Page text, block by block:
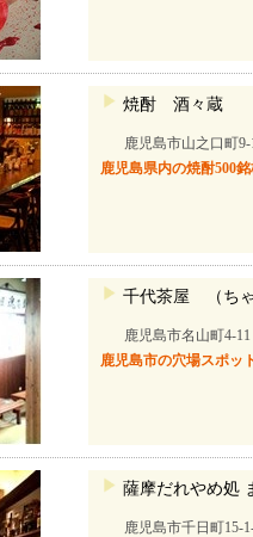
焼酎 酒々蔵
鹿児島市山之口町
鹿児島県内の焼酎500
千代茶屋 （ちゃ
鹿児島市名山町4-11
鹿児島市の穴場スポッ
薩摩だれやめ処
鹿児島市千日町15-